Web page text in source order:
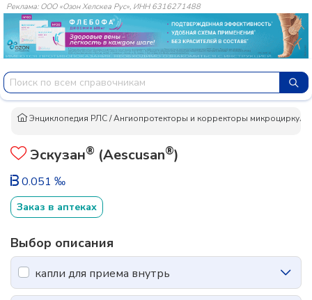
Реклама: ООО «Озон Хелскеа Рус», ИНН 6316271488
Энциклопедия РЛС/Ангиопротекторы и корректоры
Эскузан® (Aescusan®)
0.051 ‰
Заказ в аптеках
Выбор описания
капли для приема внутрь